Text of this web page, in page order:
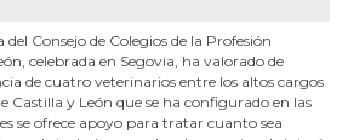
Consejo de Colegios de la Profesión
celebrada en Segovia, ha valorado de
de cuatro veterinarios entre los altos cargos
Castilla y León que se ha configurado en las
se ofrece apoyo para tratar cuanto sea